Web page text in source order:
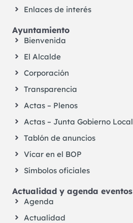
Enlaces de interés
Ayuntamiento
Bienvenida
El Alcalde
Corporación
Transparencia
Actas – Plenos
Actas – Junta Gobierno Local
Tablón de anuncios
Vícar en el BOP
Símbolos oficiales
Actualidad y agenda eventos
Agenda
Actualidad